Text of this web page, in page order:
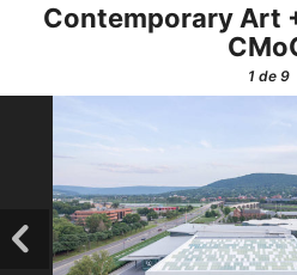
Contemporary Art
1de 9